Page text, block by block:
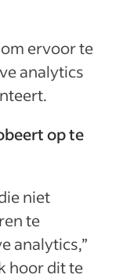
ervoor te
analytics
op te
niet
te
analytics,”
hoor dit te